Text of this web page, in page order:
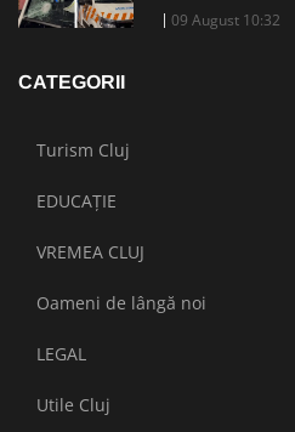
09 August 10:32
CATEGORII
Turism Cluj
EDUCAȚIE
VREMEA CLUJ
Oameni de lângă noi
LEGAL
Utile Cluj